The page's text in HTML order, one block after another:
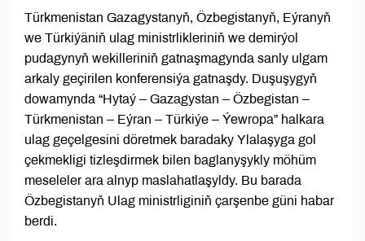
Türkmenistan Gazagystanyň, Özbegistanyň, Eýranyň
we Türkiýäniň ulag ministrlikleriniň we demirýol
pudagynyň wekilleriniň gatnaşmagynda sanly ulgam
arkaly geçirilen konferensiýa gatnaşdy. Duşuşygyň
dowamynda “Hytaý – Gazagystan – Özbegistan –
Türkmenistan – Eýran – Türkiýe – Ýewropa” halkara
ulag geçelgesini döretmek baradaky Ylalaşyga gol
çekmekligi tizleşdirmek bilen baglanyşykly möhüm
meseleler ara alnyp maslahatlaşyldy. Bu barada
Özbegistanyň Ulag ministrliginiň çarşenbe güni habar
berdi.